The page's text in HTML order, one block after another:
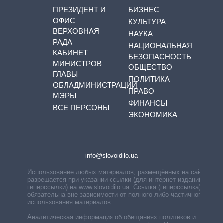
ПРЕЗИДЕНТ И
ОФИС
ВЕРХОВНАЯ
РАДА
КАБИНЕТ
МИНИСТРОВ
ГЛАВЫ
ОБЛАДМИНИСТРАЦИЙ
МЭРЫ
ВСЕ ПЕРСОНЫ
БИЗНЕС
КУЛЬТУРА
НАУКА
НАЦИОНАЛЬНАЯ
БЕЗОПАСНОСТЬ
ОБЩЕСТВО
ПОЛИТИКА
ПРАВО
ФИНАНСЫ
ЭКОНОМИКА
info@slovoidilo.ua
Использование любых материалов, размещённых на сайте,
разрешается при указании ссылки (для интернет-изданий —
гиперссылки) на www.slovoidilo.ua. Ссылка (гиперссылка)
обязательна вне зависимости от полного либо частичного
использования материалов.
Аналитическая информация об обещаниях политиков и